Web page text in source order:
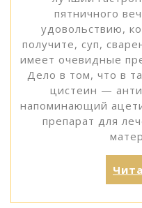
пятничного
удовольствию,
получите, суп,
имеет очевидные
Дело в том, что в
цистеин —
напоминающий
препарат для